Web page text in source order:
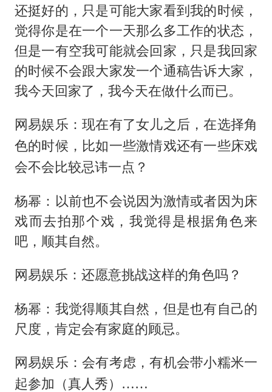
还挺好的，只是可能大家看到我的时候，
觉得你是在一个一天那么多工作的状态，
但是一有空我可能就会回家，只是我回家
的时候不会跟大家发一个通稿告诉大家，
我今天回家了，我今天在做什么而已。
网易娱乐：现在有了女儿之后，在选择角
色的时候，比如一些激情戏还有一些床戏
会不会比较忌讳一点？
杨幂：以前也不会说因为激情或者因为床
戏而去拍那个戏，我觉得是根据角色来
吧，顺其自然。
网易娱乐：还愿意挑战这样的角色吗？
杨幂：我觉得顺其自然，但是也有自己的
尺度，肯定会有家庭的顾忌。
网易娱乐：会有考虑，有机会带小糯米一
起参加（真人秀）……